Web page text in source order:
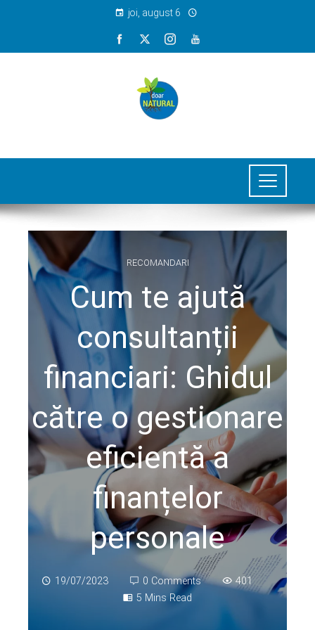
joi, august 6
RECOMANDARI
Cum te ajută
consultanții
financiari: Ghidul
către o gestionare
eficientă a
finanțelor
personale
19/07/2023 0 Comments
401
5 Mins Read